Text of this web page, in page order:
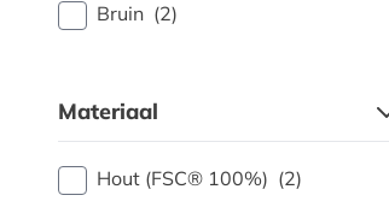
Bruin (2)
Materiaal
Hout (FSC® 100%) (2)